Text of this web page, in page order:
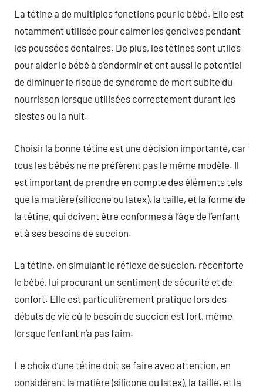
La tétine a de multiples fonctions pour le bébé. Elle est
notamment utilisée pour calmer les gencives pendant
les poussées dentaires. De plus, les tétines sont utiles
pour aider le bébé à s’endormir et ont aussi le potentiel
de diminuer le risque de syndrome de mort subite du
nourrisson lorsque utilisées correctement durant les
siestes ou la nuit.
Choisir la bonne tétine est une décision importante, car
tous les bébés ne ne préfèrent pas le même modèle. Il
est important de prendre en compte des éléments tels
que la matière (silicone ou latex), la taille, et la forme de
la tétine, qui doivent être conformes à l’âge de l’enfant
et à ses besoins de succion.
La tétine, en simulant le réflexe de succion, réconforte
le bébé, lui procurant un sentiment de sécurité et de
confort. Elle est particulièrement pratique lors des
débuts de vie où le besoin de succion est fort, même
lorsque l’enfant n’a pas faim.
Le choix d’une tétine doit se faire avec attention, en
considérant la matière (silicone ou latex), la taille, et la